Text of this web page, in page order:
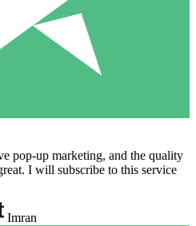
pop-up marketing, and the quality
I will subscribe to this service
Imran